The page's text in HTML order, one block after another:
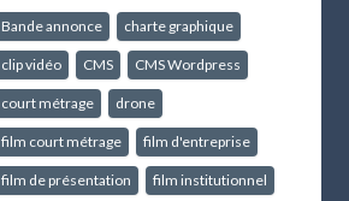
Bande annonce charte graphique
clip vidéo CMS CMS Wordpress
court métrage drone
film court métrage film d'entreprise
film de présentation film institutionnel